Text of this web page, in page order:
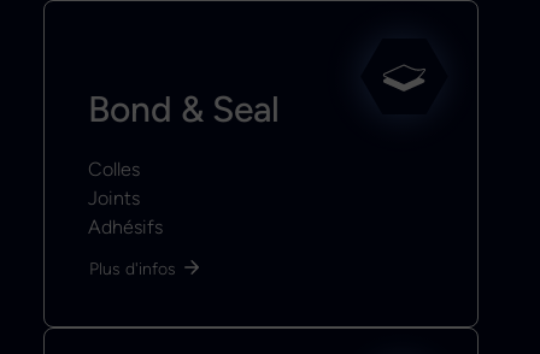
Bond & Seal
Colles
Joints
Adhésifs
Plus d'infos